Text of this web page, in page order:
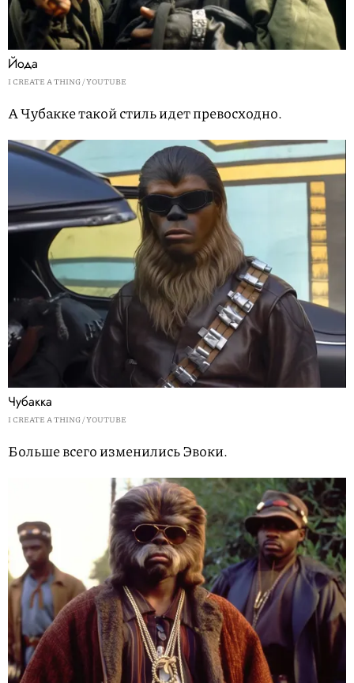
Йода
I CREATE A THING / YOUTUBE
А Чубакке такой стиль идет превосходно.
Чубакка
I CREATE A THING / YOUTUBE
Больше всего изменились Эвоки.